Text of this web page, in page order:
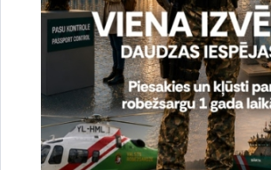
_gat
Statistikas sīkdatnes
uzlabotu vietnes
pakalpojumus)
Izmanto Google